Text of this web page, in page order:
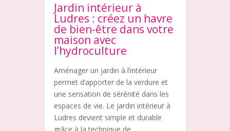
Jardin intérieur à
Ludres : créez un havre
de bien-être dans votre
maison avec
l’hydroculture
Aménager un jardin à l’intérieur
permet d’apporter de la verdure et
une sensation de sérénité dans les
espaces de vie. Le jardin intérieur à
Ludres devient simple et durable